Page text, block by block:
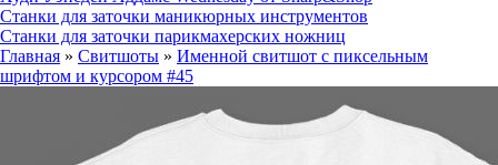
Станки для заточки маникюрных инструментов
Станки для заточки парикмахерских ножниц
Главная » Свитшоты » Именной свитшот с пиксельным
шрифтом и курсором #45